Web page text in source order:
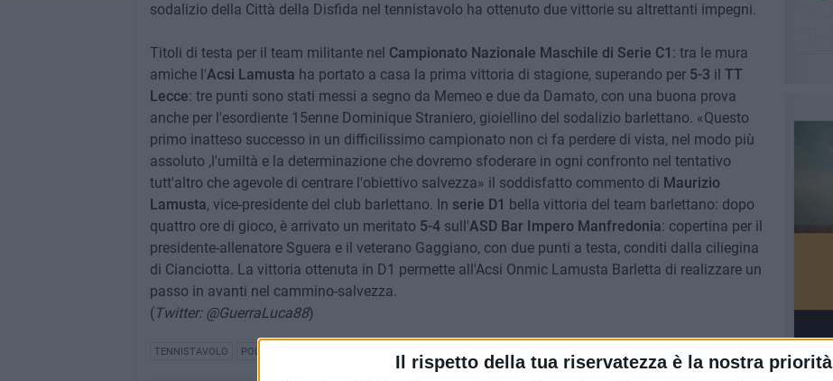
Il rispetto della tua riservatezza è la nostra priorità
sodalizio della Città della Disfida nel tennistavolo ha ottenuto due vittorie su altrettanti impegni.
Titoli di testa per il team militante nel Campionato Nazionale Maschile di Serie C1 : tra le mura
amiche l'Acsi Lamusta ha portato a casa la prima vittoria di stagione, superando per5-3 il TT
Lecce: tre punti sono stati messi a segno da Memeo e due da Damato, con una buona prova
anche per l'esordiente 15enne Dominique Straniero, gioiellino del sodalizio barlettano. «Questo
primo inatteso successo in un difficilissimo campionato non ci fa perdere di vista, nel modo più
assoluto ,l'umiltà e la determinazione che dovremo sfoderare in ogni confronto nel tentativo
tutt'altro che agevole di centrare l'obiettivo salvezza» il soddisfatto commento di Maurizio
Lamusta, vice-presidente del club barlettano. In serie D1 bella vittoria del team barlettano: dopo
quattro ore di gioco, è arrivato un meritato 5-4 sull'ASD Bar Impero Manfredonia: copertina per il
presidente-allenatore Sguera e il veterano Gaggiano, con due punti a testa, conditi dalla ciliegina
di Cianciotta. La vittoria ottenuta in D1 permette all'Acsi Onmic Lamusta Barletta di realizzare un
passo in avanti nel cammino-salvezza.
(Twitter: @GuerraLuca88)
TENNISTAVOLO POLISPORTIVA DILETTANTISTICA ASI LAMUSTA